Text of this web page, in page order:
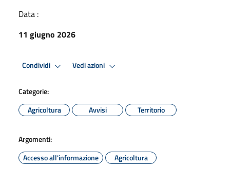
Data :
11 giugno 2026
Condividi Vedi azioni
Categorie:
Agricoltura
Avvisi Territorio
Argomenti:
Accesso all'informazione
Agricoltura